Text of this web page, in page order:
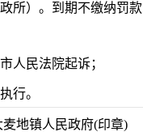
所）。到期不缴纳罚款
人民法院起诉；
行。
麦地镇人民政府(印章)